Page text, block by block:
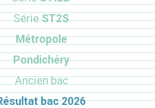
SérieST2S
Métropole
Pondichéry
Ancien bac
bac 2026